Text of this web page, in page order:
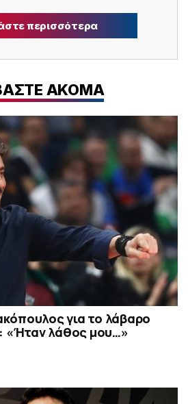
περισσότερα
ΑΚΟΜΑ
για το λάβαρο
«Ήταν λάθος μου…»